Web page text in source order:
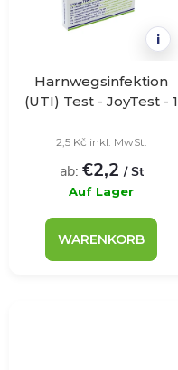
u
u
i
Harnwegsinfektion
(UTI) Test - JoyTest - 1
2,5 Kč inkl. MwSt.
ab: €2,2 / St
Auf Lager
WARENKORB